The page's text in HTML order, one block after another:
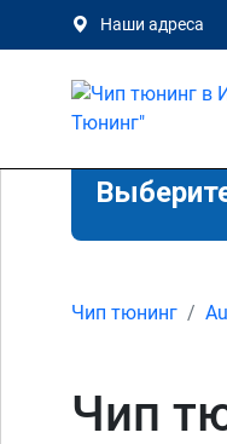
Наши адреса
Чип тюнинг
Чип